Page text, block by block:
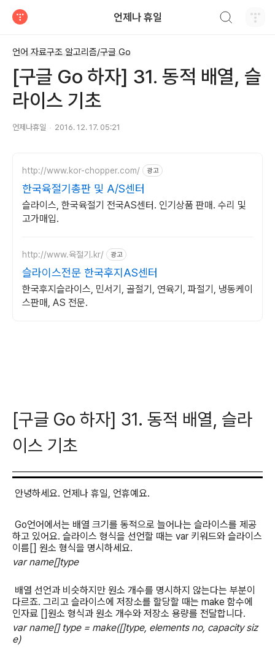
언제나 휴일
언어 자료구조 알고리즘/구글 Go
[구글 Go 하자] 31. 동적 배열, 슬
라이스 기초
언제나휴일 2016. 12. 17. 05:21
http://www.kor-chopper.com/ 광고
한국육절기총판 및 A/S센터
슬라이스, 한국육절기 전국AS센터. 인기상품 판매. 수리 및
고가매입.
http://www.육절기.kr/ 광고
슬라이스전문 한국후지AS센터
한국후지슬라이스, 민서기, 골절기, 연육기, 파절기, 냉동케이
스판매, AS 전문.
[구글 Go 하자] 31. 동적 배열, 슬라
이스 기초
안녕하세요. 언제나 휴일, 언휴예요.
Go언어에서는 배열 크기를 동적으로 늘어나는 슬라이스를 제공
하고 있어요. 슬라이스 형식을 선언할 때는 var 키워드와 슬라이스
이름 [] 원소 형식을 명시하세요.
var name[]type
배열 선언과 비슷하지만 원소 개수를 명시하지 않는다는 부분이
다르죠. 그리고 슬라이스에 저장소를 할당할 때는 make 함수에
인자료 []원소 형식과 원소 개수와 저장소 용량를 전달합니다.
var name[] type = make([]type, elements no, capacity siz
e)